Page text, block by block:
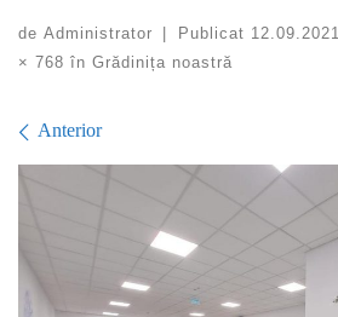
de Administrator | Publicat 12.09.2021
× 768 în Grădinița noastră
Navigare în imagini
Anterior